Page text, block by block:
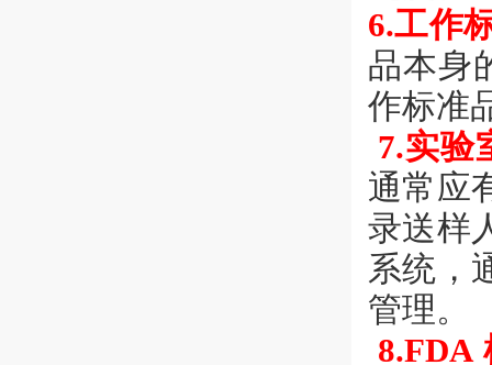
6.工作
品本身
作标准
7.实验
通常应
录送样
系统，
管理。
8.FDA